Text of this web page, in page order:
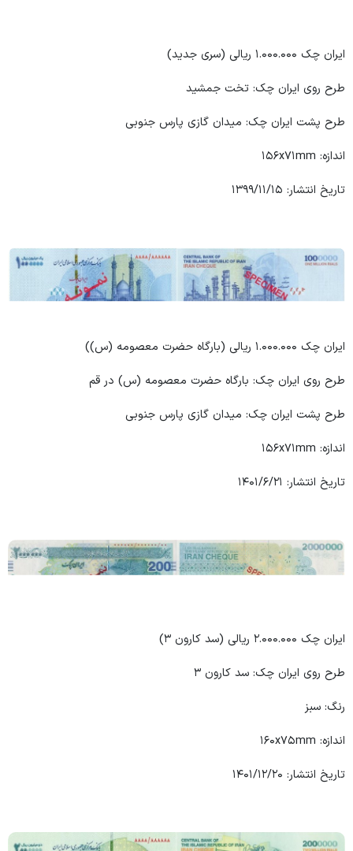
ایران چک ۱.۰۰۰.۰۰۰ ریالی (سری جدید)
طرح روی ایران چک: تخت جمشید
طرح پشت ایران چک: میدان گازی پارس جنوبی
اندازه: ۱۵۶x۷۱mm
تاریخ انتشار: ۱۳۹۹/۱۱/۱۵
ایران چک ۱.۰۰۰.۰۰۰ ریالی (بارگاه حضرت معصومه (س))
طرح روی ایران چک: بارگاه حضرت معصومه (س) در قم
طرح پشت ایران چک: میدان گازی پارس جنوبی
اندازه: ۱۵۶x۷۱mm
تاریخ انتشار: ۱۴۰۱/۶/۲۱
ایران چک ۲.۰۰۰.۰۰۰ ریالی (سد کارون ۳)
طرح روی ایران چک: سد کارون ۳
رنگ: سبز
اندازه: ۱۶۰x۷۵mm
تاریخ انتشار: ۱۴۰۱/۱۲/۲۰